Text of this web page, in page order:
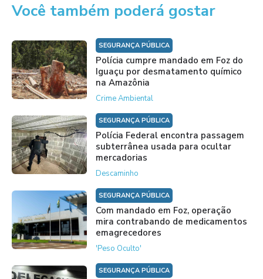
Você também poderá gostar
SEGURANÇA PÚBLICA
Polícia cumpre mandado em Foz do
Iguaçu por desmatamento químico
na Amazônia
Crime Ambiental
SEGURANÇA PÚBLICA
Polícia Federal encontra passagem
subterrânea usada para ocultar
mercadorias
Descaminho
SEGURANÇA PÚBLICA
Com mandado em Foz, operação
mira contrabando de medicamentos
emagrecedores
'Peso Oculto'
SEGURANÇA PÚBLICA